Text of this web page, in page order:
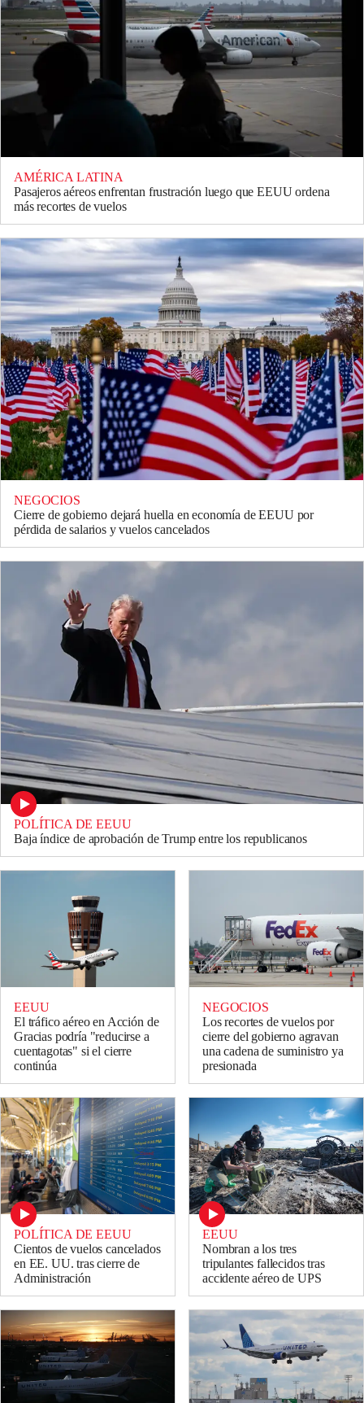
AMÉRICA LATINA
Pasajeros aéreos enfrentan frustración luego que EEUU ordena
más recortes de vuelos
NEGOCIOS
Cierre de gobierno dejará huella en economía de EEUU por
pérdida de salarios y vuelos cancelados
POLÍTICA DE EEUU
Baja índice de aprobación de Trump entre los republicanos
EEUU
El tráfico aéreo en Acción de
Gracias podría "reducirse a
cuentagotas" si el cierre
continúa
NEGOCIOS
Los recortes de vuelos por
cierre del gobierno agravan
una cadena de suministro ya
presionada
POLÍTICA DE EEUU
Cientos de vuelos cancelados
en EE. UU. tras cierre de
Administración
EEUU
Nombran a los tres
tripulantes fallecidos tras
accidente aéreo de UPS